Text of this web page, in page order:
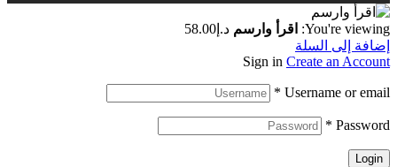
You're viewing: اقرأ وارسم د.إ 58.00
إضافة إلى السلة
Sign in Create an Account
Username or email
*
Password
*
Login